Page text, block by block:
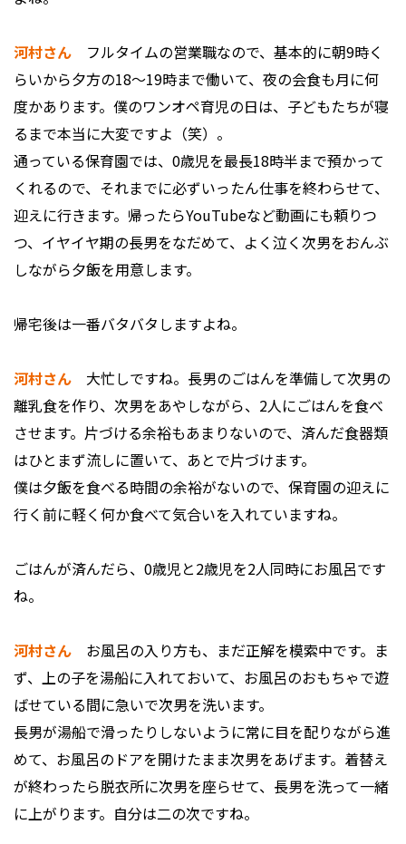
河村さん フルタイムの営業職なので、基本的に朝9時く
らいから夕方の18〜19時まで働いて、夜の会食も月に何
度かあります。僕のワンオペ育児の日は、子どもたちが寝
るまで本当に大変ですよ（笑）。
通っている保育園では、0歳児を最長18時半まで預かって
くれるので、それまでに必ずいったん仕事を終わらせて、
迎えに行きます。帰ったらYouTubeなど動画にも頼りつ
つ、イヤイヤ期の長男をなだめて、よく泣く次男をおんぶ
しながら夕飯を用意します。
――帰宅後は一番バタバタしますよね。
河村さん 大忙しですね。長男のごはんを準備して次男の
離乳食を作り、次男をあやしながら、2人にごはんを食べ
させます。片づける余裕もあまりないので、済んだ食器類
はひとまず流しに置いて、あとで片づけます。
僕は夕飯を食べる時間の余裕がないので、保育園の迎えに
行く前に軽く何か食べて気合いを入れていますね。
――ごはんが済んだら、0歳児と2歳児を2人同時にお風呂です
ね。
河村さん お風呂の入り方も、まだ正解を模索中です。ま
ず、上の子を湯船に入れておいて、お風呂のおもちゃで遊
ばせている間に急いで次男を洗います。
長男が湯船で滑ったりしないように常に目を配りながら進
めて、お風呂のドアを開けたまま次男をあげます。着替え
が終わったら脱衣所に次男を座らせて、長男を洗って一緒
に上がります。自分は二の次ですね。